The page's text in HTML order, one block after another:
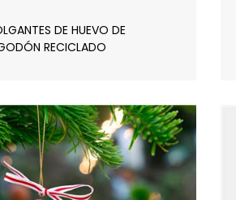
DE HUEVO DE
RECICLADO